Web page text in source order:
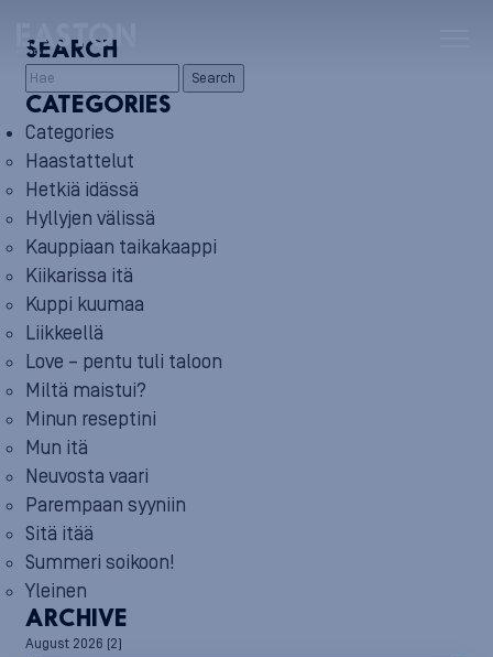
SEARCH
Search
CATEGORIES
Categories
Haastattelut
Hetkiä idässä
Hyllyjen välissä
Kauppiaan taikakaappi
Kiikarissa itä
Kuppi kuumaa
Liikkeellä
Love – pentu tuli taloon
Miltä maistui?
Minun reseptini
Mun itä
Neuvosta vaari
Parempaan syyniin
Sitä itää
Summeri soikoon!
Yleinen
ARCHIVE
August 2026 (2)